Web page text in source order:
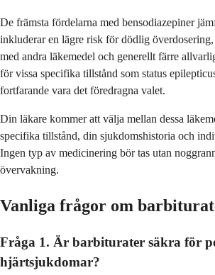
De främsta fördelarna med bensodiazepiner
inkluderar en lägre risk för dödlig
med andra läkemedel och generellt färre
för vissa specifika tillstånd som status
fortfarande vara det föredragna valet.
Din läkare kommer att välja mellan dessa
specifika tillstånd, din sjukdomshistoria och
Ingen typ av medicinering bör tas utan
övervakning.
Vanliga frågor om
Fråga 1. Är barbiturater säkra för
hjärtsjukdomar?